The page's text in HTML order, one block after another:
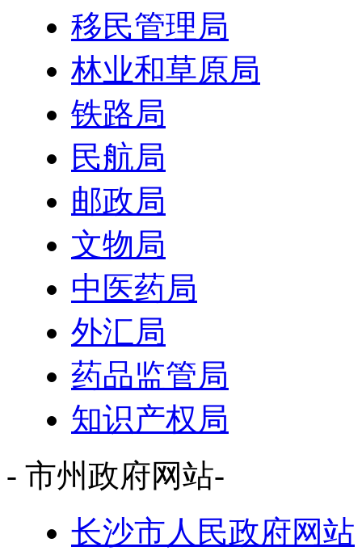
移民管理局
林业和草原局
铁路局
民航局
邮政局
文物局
中医药局
外汇局
药品监管局
知识产权局
- 市州政府网站-
长沙市人民政府网站